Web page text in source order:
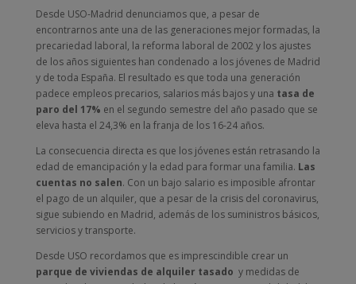
Desde USO-Madrid denunciamos que, a pesar de
encontrarnos ante una de las generaciones mejor formadas, la
precariedad laboral, la reforma laboral de 2002 y los ajustes
de los años siguientes han condenado a los jóvenes de Madrid
y de toda España. El resultado es que toda una generación
padece empleos precarios, salarios más bajos y una tasa de
paro del 17% en el segundo semestre del año pasado que se
eleva hasta el 24,3% en la franja de los 16-24 años.
La consecuencia directa es que los jóvenes están retrasando la
edad de emancipación y la edad para formar una familia. Las
cuentas no salen. Con un bajo salario es imposible afrontar
el pago de un alquiler, que a pesar de la crisis del coronavirus,
sigue subiendo en Madrid, además de los suministros básicos,
servicios y transporte.
Desde USO recordamos que es imprescindible crear un
parque de viviendas de alquiler tasado y medidas de